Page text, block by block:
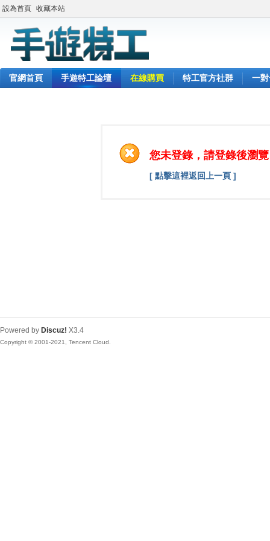
設為首頁 收藏本站
官網首頁 手遊特工論壇 在線購買 特工官方社群 一
您未登錄，請登錄後瀏
[ 點擊這裡返回上一頁 ]
Powered by Discuz! X3.4
Copyright © 2001-2021, Tencent Cloud.